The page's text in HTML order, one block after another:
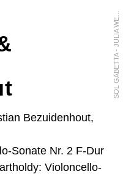
S
O
L
G
A
B
E
T
T
A
-
J
U
L
I
A
W
E
S
E
L
Y
Bezuidenhout,
Sonate Nr. 2 F-Dur
Violoncello-